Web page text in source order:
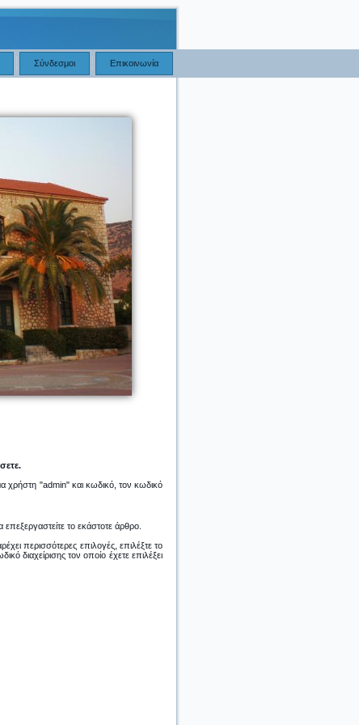
Σύνδεσμοι Επικοινωνία
χρήστη "admin" και κωδικό, τον κωδικό
επεξεργαστείτε το εκάστοτε άρθρο.
περισσότερες επιλογές, επιλέξτε το
διαχείρισης τον οποίο έχετε επιλέξει